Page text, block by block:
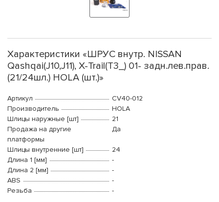
Характеристики «ШРУС внутр. NISSAN
Qashqai(J10,J11), X-Trail(T3_) 01- задн.лев.прав.
(21/24шл.) HOLA (шт.)»
Артикул
CV40-012
Производитель
HOLA
Шлицы наружные [шт]
21
Продажа на другие
платформы
Да
Шлицы внутренние [шт]
24
Длина 1 [мм]
-
Длина 2 [мм]
-
ABS
-
Резьба
-